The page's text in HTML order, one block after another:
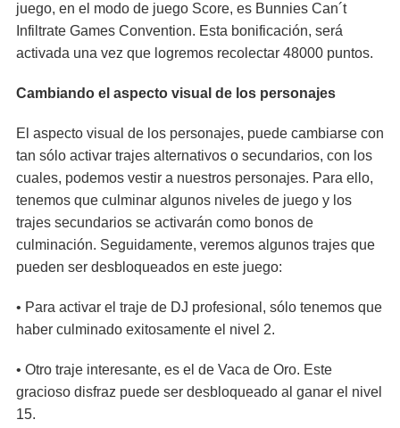
juego, en el modo de juego Score, es Bunnies Can´t
Infiltrate Games Convention. Esta bonificación, será
activada una vez que logremos recolectar 48000 puntos.
Cambiando el aspecto visual de los personajes
El aspecto visual de los personajes, puede cambiarse con
tan sólo activar trajes alternativos o secundarios, con los
cuales, podemos vestir a nuestros personajes. Para ello,
tenemos que culminar algunos niveles de juego y los
trajes secundarios se activarán como bonos de
culminación. Seguidamente, veremos algunos trajes que
pueden ser desbloqueados en este juego:
• Para activar el traje de DJ profesional, sólo tenemos que
haber culminado exitosamente el nivel 2.
• Otro traje interesante, es el de Vaca de Oro. Este
gracioso disfraz puede ser desbloqueado al ganar el nivel
15.